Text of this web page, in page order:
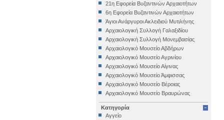
21η Εφορεία Βυζαντινών Αρχαιοτήτων
6η Εφορεία Βυζαντινών Αρχαιοτήτων
Άγιοι Ανάργυροι Ακλειδιού Μυτιλήνης
Αρχαιολογική Συλλογή Γαλαξιδίου
Αρχαιολογική Συλλογή Μονεμβασίας
Αρχαιολογικό Μουσείο Αβδήρων
Αρχαιολογικό Μουσείο Αγρινίου
Αρχαιολογικό Μουσείο Αίγινας
Αρχαιολογικό Μουσείο Άμφισσας
Αρχαιολογικό Μουσείο Βέροιας
Αρχαιολογικό Μουσείο Βραυρώνας
Αρχαιολογικό Μουσείο Δελφών
Αρχαιολογικό Μουσείο Ηγουμενίτσας
Κατηγορία
Αγγείο